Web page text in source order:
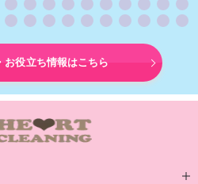
お役立ち情報はこちら